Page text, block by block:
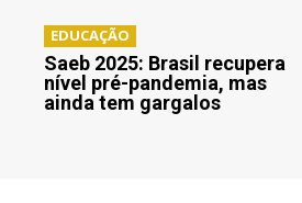
EDUCAÇÃO
Saeb 2025: Brasil recupera
nível pré-pandemia, mas
ainda tem gargalos